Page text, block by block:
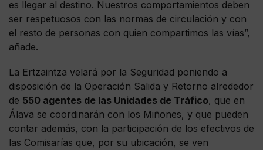
es llegar al destino. Nuestros comportamientos deben
ser respetuosos con las normas de circulación y con
el resto de personas con quien compartimos las vías”,
añade.
La Ertzaintza velará por la Seguridad poniendo a
disposición de la Operación Salida y Retorno alrededor
de 550 agentes de las Unidades de Tráfico, que en
Álava se coordinarán con los Miñones, y que pueden
contar además, con la participación de los efectivos de
las Comisarías que, por su ubicación, se ven